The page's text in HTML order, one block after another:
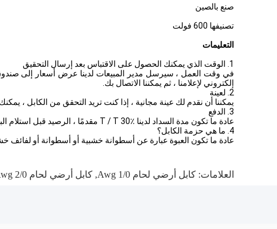
صنع بالصين
تصنيفها 600 فولت
التعليمات
1. الوقت الذي يمكنك الحصول على الاقتباس بعد إرسال التحقيق
إلكتروني لإعلامنا ، ثم يمكننا الاتصال بك.
2. لعينة
يمكننا أن نقدم لك عينة مجانية ، إذا كنت تريد التحقق من الكابل ،
3. الدفع
عادة ما تكون مدة السداد لدينا T / T 30٪ مقدمًا ، الرصيد قبل استلام البضائع أو خطاب الاعتماد في الأفق
4. ما هي حزمة الكابل؟
عادة ما تكون العبوة عبارة عن أسطوانة خشبية أو أسطوانة أو لفائف
العلامات: كابل أرضي لحام 1/0 Awg , كابل أرضي لحام Awg 2/0